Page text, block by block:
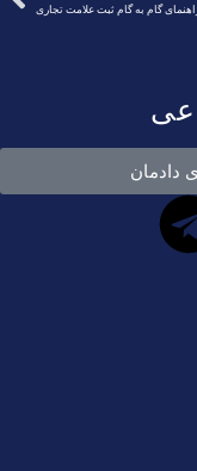
گام به گام ثبت علامت تجاری
دادمان